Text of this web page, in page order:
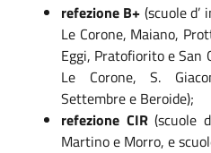
refezione B+ (scuole d’
Le Corone, Maiano,
Eggi, Pratofiorito e San
Le Corone, S.
Settembre e Beroide);
refezione CIR(scuole
Martino e Morro, e